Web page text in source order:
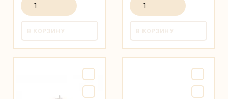
В КОРЗИНУ В КОРЗИНУ